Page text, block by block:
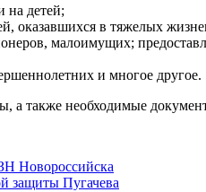
на детей;
оказавшихся в тяжелых
малоимущих;
и многое другое.
а также необходимые
Новороссийска
защиты Пугачева